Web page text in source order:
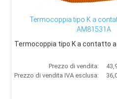
Termocoppia tipo K a
AM81531A
Termocoppia tipo K a contatto a
Prezzo di vendita:
Prezzo di vendita IVA esclusa: